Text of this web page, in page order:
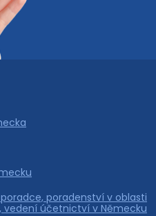
poradenství v oblasti
účetnictví v Německu